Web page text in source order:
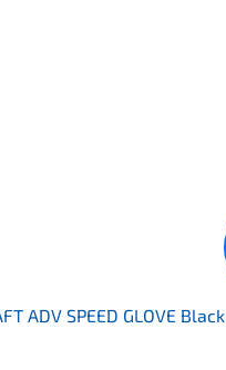
ADV SPEED GLOVE Black